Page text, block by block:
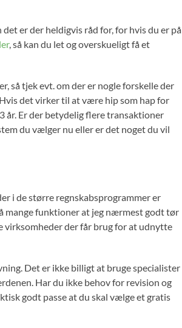
er der heldigvis råd for, for hvis du er på
, så kan du let og overskueligt få et
så tjek evt. om der er nogle forskelle der
det virker til at være hip som hap for
år. Er der betydelig flere transaktioner
du vælger nu eller er det noget du vil
i de større regnskabsprogrammer er
mange funktioner at jeg nærmest godt tør
virksomheder der får brug for at udnytte
Det er ikke billigt at bruge specialister
Har du ikke behov for revision og
godt passe at du skal vælge et gratis